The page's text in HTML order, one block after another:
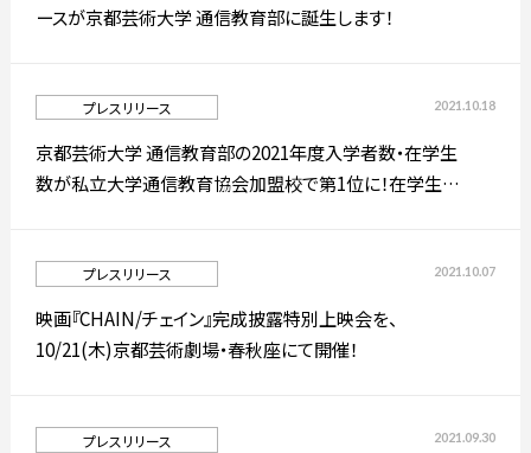
日本 한국어
简体字 繁体字
ースが京都芸術大学 通信教育部に誕生します！
2021.10.18
プレスリリース
京都芸術大学 通信教育部の2021年度入学者数・在学生
数が私立大学通信教育協会加盟校で第1位に！在学生数
2021.10.07
プレスリリース
映画『CHAIN/チェイン』完成披露特別上映会を、
10/21(木)京都芸術劇場・春秋座にて開催！
2021.09.30
プレスリリース